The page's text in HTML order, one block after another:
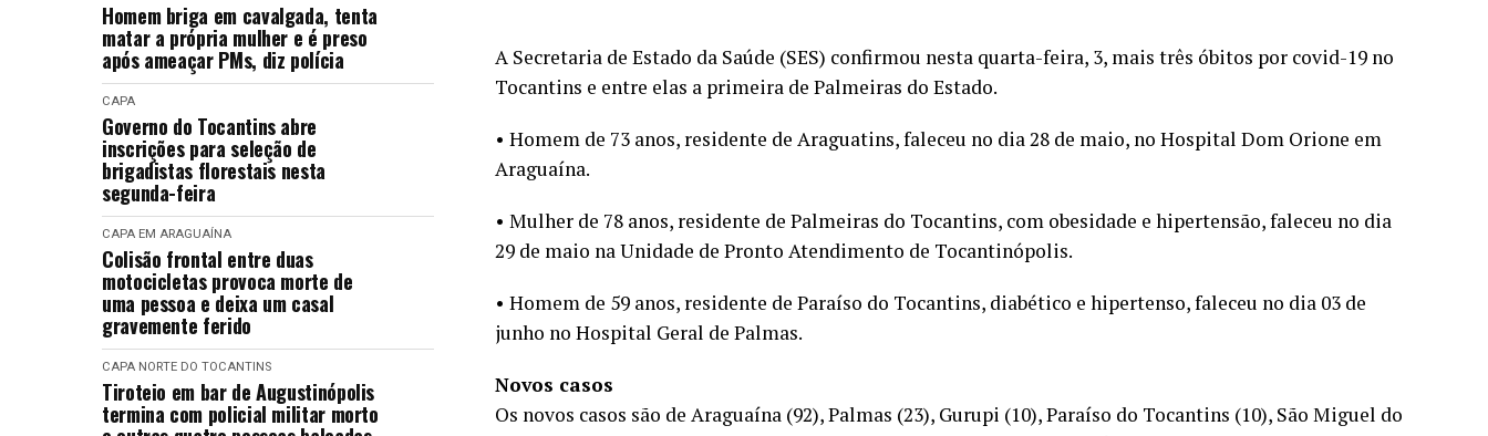
Homem briga em cavalgada, tenta
matar a própria mulher e é preso
após ameaçar PMs, diz polícia
CAPA
Governo do Tocantins abre
inscrições para seleção de
brigadistas florestais nesta
segunda-feira
CAPA EM ARAGUAÍNA
Colisão frontal entre duas
motocicletas provoca morte de
uma pessoa e deixa um casal
gravemente ferido
CAPA NORTE DO TOCANTINS
Tiroteio em bar de Augustinópolis
termina com policial militar morto
A Secretaria de Estado da Saúde (SES) confirmou nesta quarta-feira, 3, mais três óbitos por covid-19 no
Tocantins e entre elas a primeira de Palmeiras do Estado.
• Homem de 73 anos, residente de Araguatins, faleceu no dia 28 de maio, no Hospital Dom Orione em
Araguaína.
• Mulher de 78 anos, residente de Palmeiras do Tocantins, com obesidade e hipertensão, faleceu no dia
29 de maio na Unidade de Pronto Atendimento de Tocantinópolis.
• Homem de 59 anos, residente de Paraíso do Tocantins, diabético e hipertenso, faleceu no dia 03 de
junho no Hospital Geral de Palmas.
Novos casos
Os novos casos são de Araguaína (92), Palmas (23), Gurupi (10), Paraíso do Tocantins (10), São Miguel do